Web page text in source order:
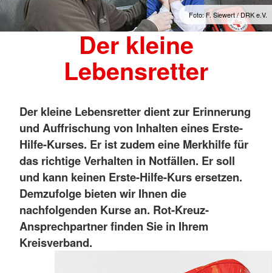
Foto: F. Siewert / DRK e.V.
Der kleine
Lebensretter
Der kleine Lebensretter dient zur Erinnerung
und Auffrischung von Inhalten eines Erste-
Hilfe-Kurses. Er ist zudem eine Merkhilfe für
das richtige Verhalten in Notfällen. Er soll
und kann keinen Erste-Hilfe-Kurs ersetzen.
Demzufolge bieten wir Ihnen die
nachfolgenden Kurse an. Rot-Kreuz-
Ansprechpartner finden Sie in Ihrem
Kreisverband.